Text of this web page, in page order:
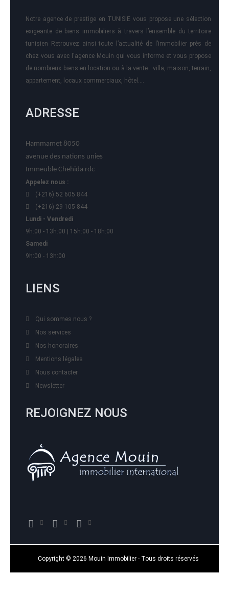
Notre agence de prestige en TUNISIE vous propose une sélection
exigeante de biens immobiliers à travers l’ensemble du territoire
tunisien Retrouvez ainsi toute l’actualité de l’immobilier près de
chez vous avec l'agence Mouin qui vous informe et vous propose
de nombreux biens en location ou à la vente : villa, maison, terrain,
appartement, locaux commerciaux, hôtel….
ADRESSE
Hammamet 8050
avenue des nations unies
Immeuble Chehida rdc
Appelez nous :
(+216) 52 605 844
(+216) 29 105 844
Lundi - Vendredi
9h:00 - 13h:00 | 15h:00 - 18h:00
Samedi
9h:00 - 13h:00
LIENS
Qui sommes nous ?
Nos services
Nos honoraires
Mentions légales
Nous contacter
Newsletter
REJOIGNEZ NOUS
Copyright © 2026 Mouin Immobilier - Tous droits réservés